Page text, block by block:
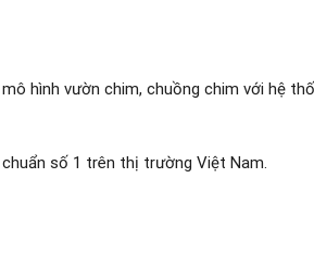
hình vườn chim, chuồng chim với hệ
số 1 trên thị trường Việt Nam.